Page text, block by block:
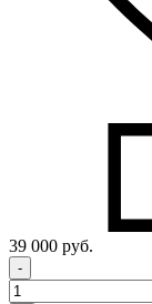
39 000 руб.
-